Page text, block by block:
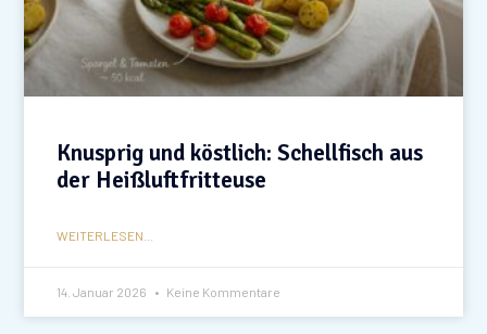
Knusprig und köstlich: Schellfisch aus
der Heißluftfritteuse
WEITERLESEN...
14. Januar 2026 Keine Kommentare